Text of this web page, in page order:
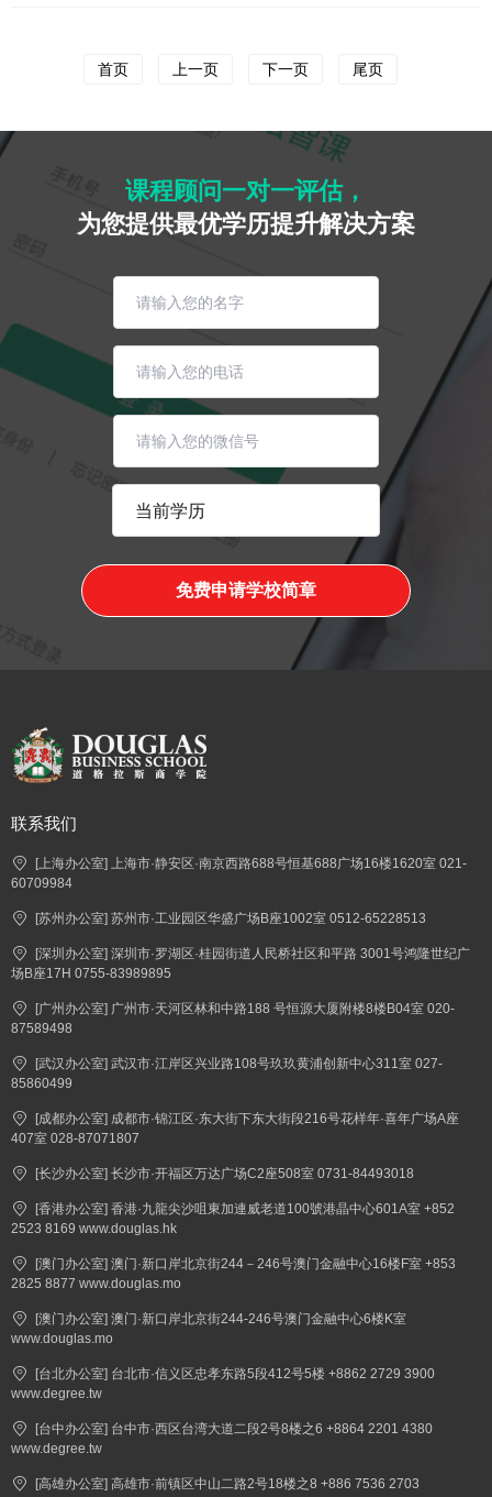
首页 上一页 下一页 尾页
课程顾问一对一评估，
为您提供最优学历提升解决方案
免费申请学校简章
联系我们
[上海办公室] 上海市·静安区·南京西路688号恒基688广场16楼1620室 021-
60709984
[苏州办公室] 苏州市·工业园区华盛广场B座1002室 0512-65228513
[深圳办公室] 深圳市·罗湖区·桂园街道人民桥社区和平路 3001号鸿隆世纪广
场B座17H 0755-83989895
[广州办公室] 广州市·天河区林和中路188 号恒源大厦附楼8楼B04室 020-
87589498
[武汉办公室] 武汉市·江岸区兴业路108号玖玖黄浦创新中心311室 027-
85860499
[成都办公室] 成都市·锦江区·东大街下东大街段216号花样年·喜年广场A座
407室 028-87071807
[长沙办公室] 长沙市·开福区万达广场C2座508室 0731-84493018
[香港办公室] 香港·九龍尖沙咀東加連威老道100號港晶中心601A室 +852
2523 8169 www.douglas.hk
[澳门办公室] 澳门·新口岸北京街244－246号澳门金融中心16楼F室 +853
2825 8877 www.douglas.mo
[澳门办公室] 澳门·新口岸北京街244-246号澳门金融中心6楼K室
www.douglas.mo
[台北办公室] 台北市·信义区忠孝东路5段412号5楼 +8862 2729 3900
www.degree.tw
[台中办公室] 台中市·西区台湾大道二段2号8楼之6 +8864 2201 4380
www.degree.tw
[高雄办公室] 高雄市·前镇区中山二路2号18楼之8 +886 7536 2703